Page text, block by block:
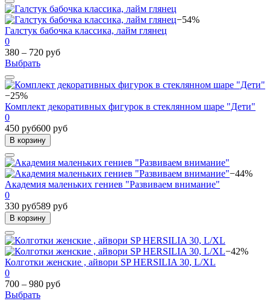
−54%
Галстук бабочка классика, лайм глянец
0
380 – 720 руб
Выбрать
−25%
Комплект декоративных фигурок в стеклянном шаре "Дети"
0
450 руб600 руб
В корзину
−44%
Академия маленьких гениев "Развиваем внимание"
0
330 руб589 руб
В корзину
−42%
Колготки женские , айвори SP HERSILIA 30, L/XL
0
700 – 980 руб
Выбрать